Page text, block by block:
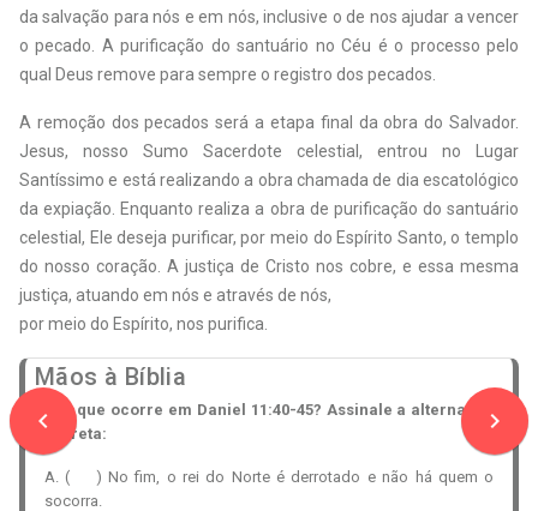
navigate_before
da salvação para nós e em nós, inclusive o de nos ajudar a vencer
o pecado. A purificação do santuário no Céu é o processo pelo
qual Deus remove para sempre o registro dos pecados.
A remoção dos pecados será a etapa final da obra do Salvador.
Jesus, nosso Sumo Sacerdote celestial, entrou no Lugar
Santíssimo e está realizando a obra chamada de dia escatológico
da expiação. Enquanto realiza a obra de purificação do santuário
celestial, Ele deseja purificar, por meio do Espírito Santo, o templo
do nosso coração. A justiça de Cristo nos cobre, e essa mesma
justiça, atuando em nós e através de nós,
por meio do Espírito, nos purifica.
Mãos à Bíblia
6. O que ocorre em Daniel 11:40-45? Assinale a alternativa
correta:
A. (
) No fim, o rei do Norte é derrotado e não há quem o
socorra.
navigate_next